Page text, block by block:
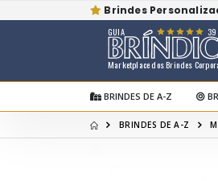
Brindes
Marketplace dos Brindes
GUIA 39
BRINDES DE A-Z
BRINDES DE A-Z